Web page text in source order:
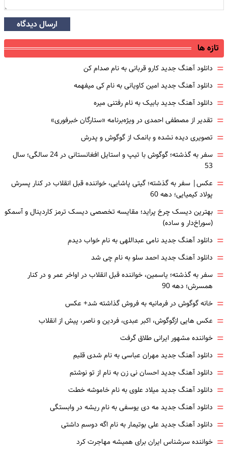
ارسال دیدگاه
تازه ها
= دانلود آهنگ جدید کارو قربانی به نام صدام کن
= دانلود آهنگ جدید امین کاویانی به نام کی میفهمه
= دانلود آهنگ جدید بابیک به نام رفتنی میره
= تقدیر از مصطفی احمدی در ویژه‌برنامه «ستارگان خبرفوری»
= تصویری دیده نشده و بانمک از گوگوش و پدرش
=
سفر به گذشته؛ گوگوش با تیپ و استایل افغانستانی در 24 سالگی؛ سال
53
= عکس| سفر به گذشته؛ گیتی پاشایی، خواننده قبل انقلاب در کنار پسرش
پولاد کیمیایی؛ دهه 60
= بهترین دیسک چرخ پراید؛ مقایسه تخصصی دیسک ترمز کاردینال و آسمکو
(سوراخ‌دار و ساده)
= دانلود آهنگ جدید نامی عبداللهی به نام خواب دیدم
= دانلود آهنگ جدید احمد سلو به نام چی شد
= سفر به گذشته؛ یاسمین، خواننده قبل انقلاب در اواخر عمر و در کنار
همسرش؛ دهه 90
= خانه گوگوش در فرمانیه به فروش گذاشته شد+ عکس
= عکس هایی ازگوگوش، اکبر عبدی، فردین و ناصر، پیش از انقلاب
= خواننده مشهور ایرانی طلاق گرفت
= دانلود آهنگ جدید مهران عباسی به نام شدی قلبم
= دانلود آهنگ جدید احسان نی زن به نام از تو نوشتم
= دانلود آهنگ جدید میلاد علوی به نام خاموشه خطت
= دانلود آهنگ جدید مه دی یوسفی به نام ریشه در وابستگی
= دانلود آهنگ جدید علی بوتیمار به نام اگه دوسم داشتی
= خواننده سرشناس ایران برای همیشه مهاجرت کرد